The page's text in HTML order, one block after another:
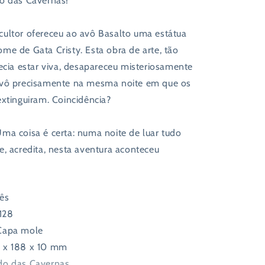
ofereceu ao avô Basalto uma estátua
de Gata Cristy. Esta obra de arte, tão
estar viva, desapareceu misteriosamente
precisamente na mesma noite em que os
Coincidência?
coisa é certa: numa noite de luar tudo
acredita, nesta aventura aconteceu
mole
x 188 x 10 mm